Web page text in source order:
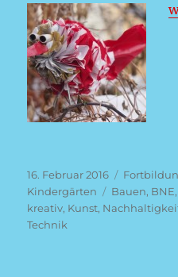
Veröffentlicht
am
16. Februar 2016
Kindergärten
Schlagwörter
Bauen, BNE,
kreativ, Kunst,
Technik